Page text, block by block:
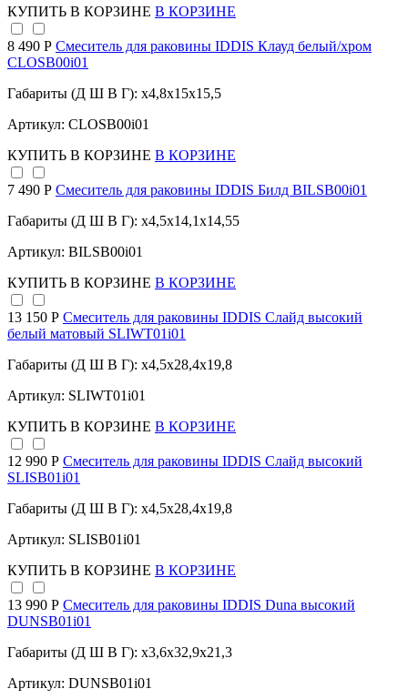
КУПИТЬ В КОРЗИНЕ В КОРЗИНЕ
8 490 Р Смеситель для раковины IDDIS Клауд белый/хром
CLOSB00i01
Габариты (Д Ш В Г): x4,8x15x15,5
Артикул: CLOSB00i01
КУПИТЬ В КОРЗИНЕ В КОРЗИНЕ
7 490 Р Смеситель для раковины IDDIS Билд BILSB00i01
Габариты (Д Ш В Г): x4,5x14,1x14,55
Артикул: BILSB00i01
КУПИТЬ В КОРЗИНЕ В КОРЗИНЕ
13 150 Р Смеситель для раковины IDDIS Слайд высокий
белый матовый SLIWT01i01
Габариты (Д Ш В Г): x4,5x28,4x19,8
Артикул: SLIWT01i01
КУПИТЬ В КОРЗИНЕ В КОРЗИНЕ
12 990 Р Смеситель для раковины IDDIS Слайд высокий
SLISB01i01
Габариты (Д Ш В Г): x4,5x28,4x19,8
Артикул: SLISB01i01
КУПИТЬ В КОРЗИНЕ В КОРЗИНЕ
13 990 Р Смеситель для раковины IDDIS Duna высокий
DUNSB01i01
Габариты (Д Ш В Г): x3,6x32,9x21,3
Артикул: DUNSB01i01